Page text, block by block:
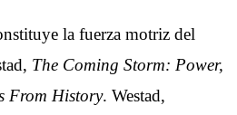
la fuerza motriz del
The Coming Storm: Power,
From History. Westad,